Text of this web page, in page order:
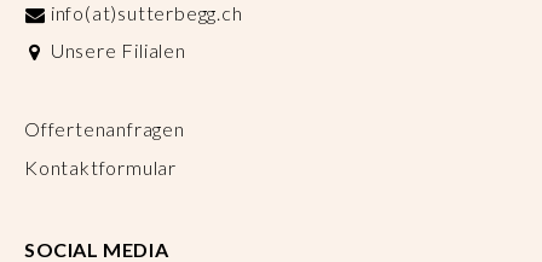
info(at)sutterbegg.ch
Unsere Filialen
Offertenanfragen
Kontaktformular
SOCIAL MEDIA